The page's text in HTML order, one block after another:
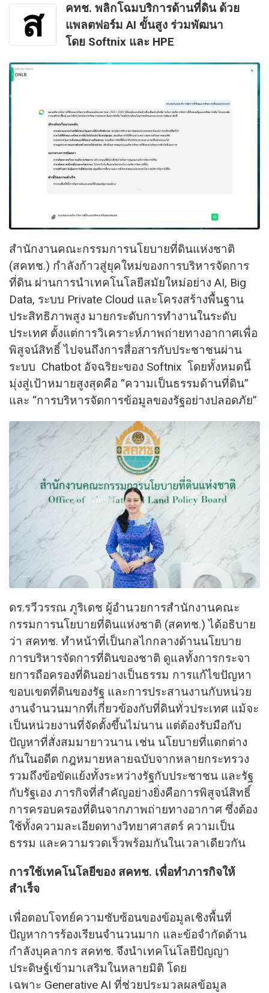
ส
คทช. พลิกโฉมบริการด้านที่ดิน ด้วย
แพลตฟอร์มAI ขั้นสูง ร่วมพัฒนา
โดย Softnix และ HPE
สำนักงานคณะกรรมการนโยบายที่ดินแห่งชาติ
(สคทช.) กำลังก้าวสู่ยุคใหม่ของการบริหารจัดการ
ที่ดิน ผ่านการนำเทคโนโลยีสมัยใหม่อย่าง AI, Big
Data, ระบบ Private Cloud และโครงสร้างพื้นฐาน
ประสิทธิภาพสูง มายกระดับการทำงานในระดับ
ประเทศ ตั้งแต่การวิเคราะห์ภาพถ่ายทางอากาศเพื่อ
พิสูจน์สิทธิ์ ไปจนถึงการสื่อสารกับประชาชนผ่าน
ระบบ Chatbot อัจฉริยะของ Softnix โดยทั้งหมดนี้
มุ่งสู่เป้าหมายสูงสุดคือ “ความเป็นธรรมด้านที่ดิน”
และ “การบริหารจัดการข้อมูลของรัฐอย่างปลอดภัย”
ดร.รวีวรรณ ภูริเดช ผู้อำนวยการสำนักงานคณะ
กรรมการนโยบายที่ดินแห่งชาติ (สคทช.) ได้อธิบาย
ว่า สคทช. ทำหน้าที่เป็นกลไกกลางด้านนโยบาย
การบริหารจัดการที่ดินของชาติ ดูแลทั้งการกระจา
ยการถือครองที่ดินอย่างเป็นธรรม การแก้ไขปัญหา
ขอบเขตที่ดินของรัฐ และการประสานงานกับหน่วย
งานจำนวนมากที่เกี่ยวข้องกับที่ดินทั่วประเทศ แม้จะ
เป็นหน่วยงานที่จัดตั้งขึ้นไม่นาน แต่ต้องรับมือกับ
ปัญหาที่สั่งสมมายาวนาน เช่น นโยบายที่แตกต่าง
กันในอดีต กฎหมายหลายฉบับจากหลายกระทรวง
รวมถึงข้อขัดแย้งทั้งระหว่างรัฐกับประชาชน และรัฐ
กับรัฐเอง ภารกิจที่สำคัญอย่างยิ่งคือการพิสูจน์สิทธิ์
การครอบครองที่ดินจากภาพถ่ายทางอากาศ ซึ่งต้อง
ใช้ทั้งความละเอียดทางวิทยาศาสตร์ ความเป็น
ธรรม และความรวดเร็วพร้อมกันในเวลาเดียวกัน
การใช้เทคโนโลยีของ สคทช. เพื่อทำภารกิจให้
สำเร็จ
เพื่อตอบโจทย์ความซับซ้อนของข้อมูลเชิงพื้นที่
ปัญหาการร้องเรียนจำนวนมาก และข้อจำกัดด้าน
กำลังบุคลากร สคทช. จึงนำเทคโนโลยีปัญญา
ประดิษฐ์เข้ามาเสริมในหลายมิติ โดย
เฉพาะ Generative AI ที่ช่วยประมวลผลข้อมูล